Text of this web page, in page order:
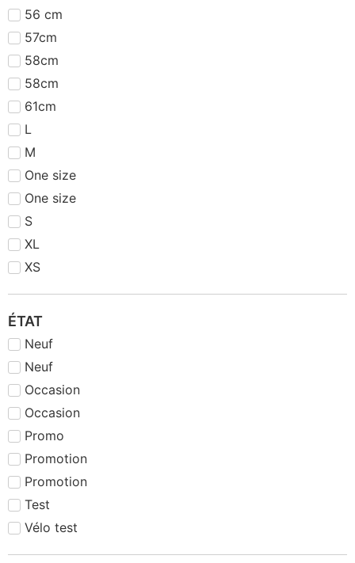
56 cm
57cm
58cm
58cm
61cm
L
M
One size
One size
S
XL
XS
ÉTAT
Neuf
Neuf
Occasion
Occasion
Promo
Promotion
Promotion
Test
Vélo test